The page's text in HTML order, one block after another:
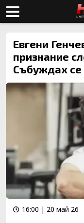
Евгени
признание
Събуждах се
16:00 | 20 май 26